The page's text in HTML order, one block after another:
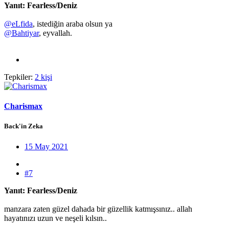
Yanıt: Fearless/Deniz
@eLfida, istediğin araba olsun ya
@Bahtiyar, eyvallah.
Tepkiler: 2 kişi
Charismax
Back'in Zeka
15 May 2021
#7
Yanıt: Fearless/Deniz
manzara zaten güzel dahada bir güzellik katmışsınız.. allah
hayatınızı uzun ve neşeli kılsın..